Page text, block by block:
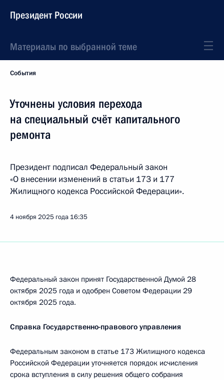
Президент России
Материалы по выбранной теме
События
Уточнены условия перехода
на специальный счёт капитального
ремонта
Президент подписал Федеральный закон
«О внесении изменений в статьи 173 и 177
Жилищного кодекса Российской Федерации».
4 ноября 2025 года 16:35
Федеральный закон принят Государственной Думой 28
октября 2025 года и одобрен Советом Федерации 29
октября 2025 года.
Справка Государственно-правового управления
Федеральным законом в статье 173 Жилищного кодекса
Российской Федерации уточняется порядок исчисления
срока вступления в силу решения общего собрания